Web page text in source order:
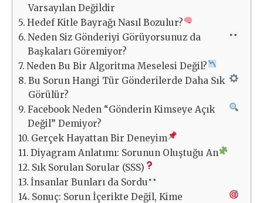
Varsayılan Değildir
Hedef Kitle Bayrağı Nasıl Bozulur?
Neden Siz Gönderiyi Görüyorsunuz da
Başkaları Göremiyor?
Neden Bu Bir Algoritma Meselesi Değil?
Bu Sorun Hangi Tür Gönderilerde Daha Sık
Görülür?
Facebook Neden “Gönderin Kimseye Açık
Değil” Demiyor?
Gerçek Hayattan Bir Deneyim
Diyagram Anlatımı: Sorunun Oluştuğu An
Sık Sorulan Sorular (SSS)
İnsanlar Bunları da Sordu
Sonuç: Sorun İçerikte Değil, Kime